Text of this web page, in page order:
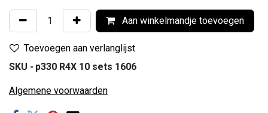
Aan winkelmandje toevoegen
Toevoegen aan verlanglijst
SKU - p330 R4X 10 sets 1606
Algemene voorwaarden